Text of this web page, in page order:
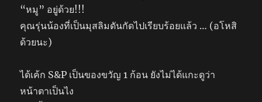
“หมู” อยู่ด้วย!!!
คุณรุ่นน้องที่เป็นมุสลิมดันกัดไปเรียบร้อยแล้ว … (อโหสิ
ด้วยนะ)
ได้เค้ก S&P เป็นของขวัญ 1 ก้อน ยังไม่ได้แกะดูว่า
หน้าตาเป็นไง